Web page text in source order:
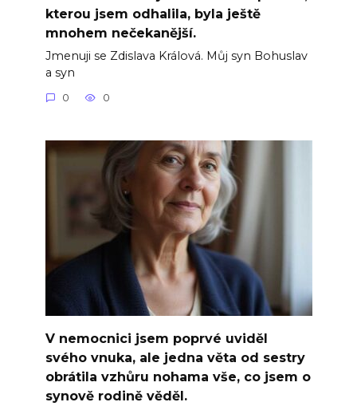
kterou jsem odhalila, byla ještě
mnohem nečekanější.
Jmenuji se Zdislava Králová. Můj syn Bohuslav
a syn
0 0
V nemocnici jsem poprvé uviděl
svého vnuka, ale jedna věta od sestry
obrátila vzhůru nohama vše, co jsem o
synově rodině věděl.